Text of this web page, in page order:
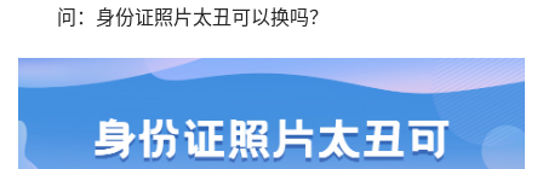
问：身份证照片太丑可以换吗？